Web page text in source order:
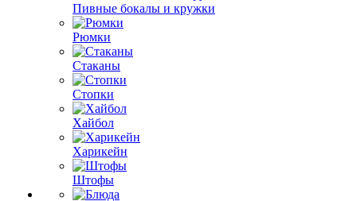
Пивные бокалы и кружки
Рюмки
Стаканы
Стопки
Хайбол
Харикейн
Штофы